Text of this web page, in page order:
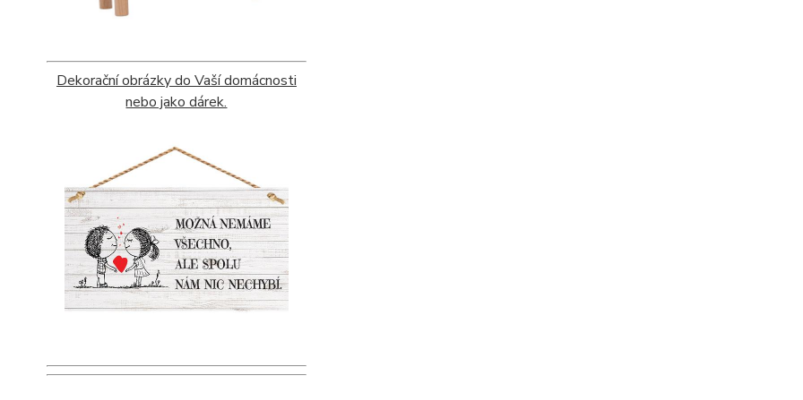
Dekorační obrázky do Vaší domácnosti
nebo jako dárek.